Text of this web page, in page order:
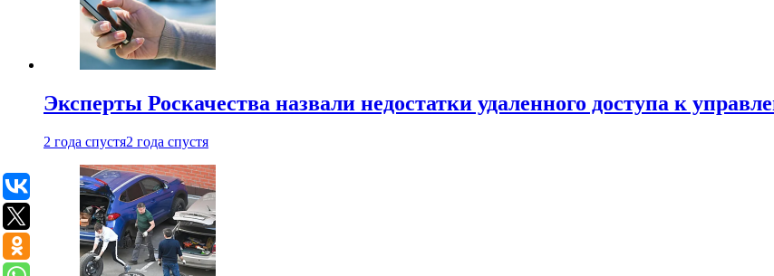
Эксперты Роскачества назвали недостатки удаленного доступа к
2 года спустя2 года спустя